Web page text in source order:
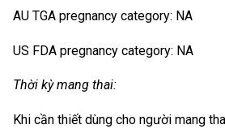
AU TGA pregnancy category: NA
US FDA pregnancy category: NA
Thời kỳ mang thai:
Khi cần thiết dùng cho người mang